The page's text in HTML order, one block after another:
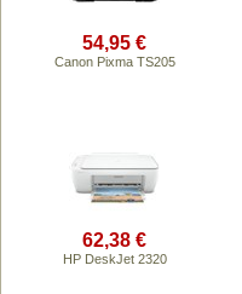
54,95 €
Canon Pixma TS205
62,38 €
HP DeskJet 2320